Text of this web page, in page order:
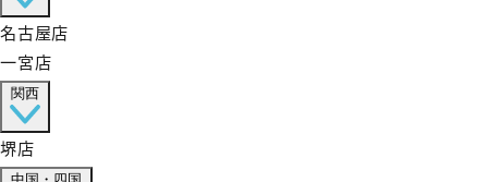
名古屋店
一宮店
関西
堺店